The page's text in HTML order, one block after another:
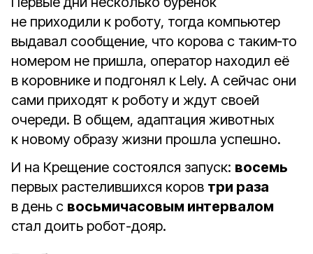
не приходили к роботу, тогда компьютер
выдавал сообщение, что корова с таким‑то
номером не пришла, оператор находил её
в коровнике и подгонял к Lely. А сейчас они
сами приходят к роботу и ждут своей
очереди. В общем, адаптация животных
к новому образу жизни прошла успешно.
И на Крещение состоялся запуск: восемь
первых растелившихся коров три раза
в день с восьмичасовым интервалом
стал доить робот-дояр.